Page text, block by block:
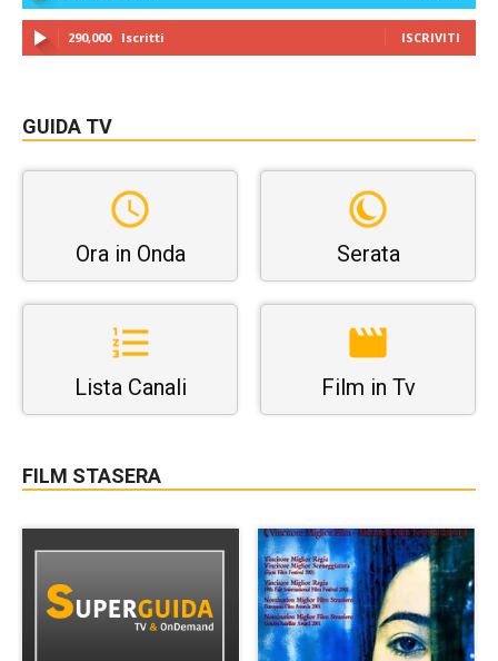
290,000 Iscritti ISCRIVITI
GUIDA TV
Ora in Onda Serata
Lista Canali Film in Tv
FILM STASERA